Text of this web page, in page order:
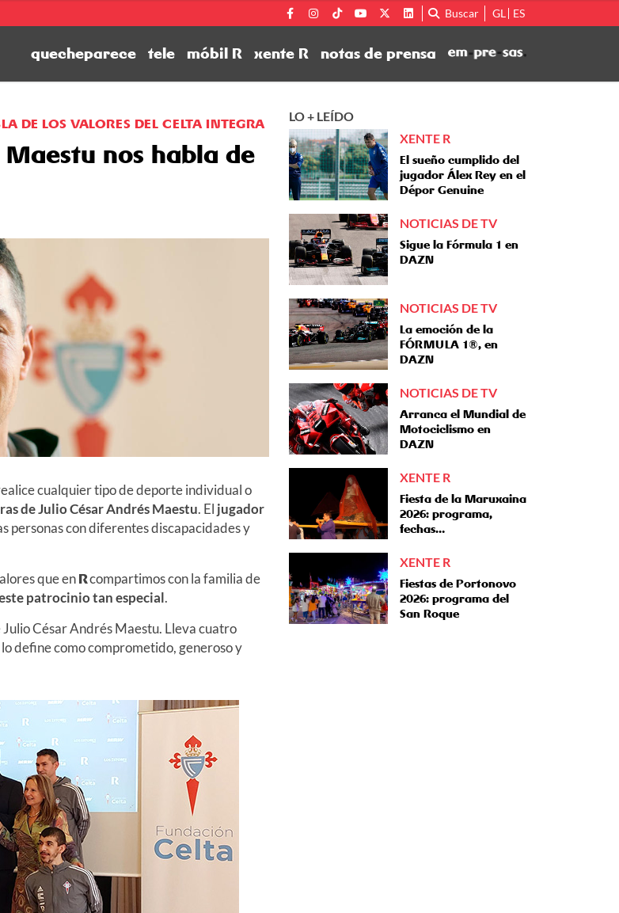
Buscar GL ES
quecheparece tele móbil R xente R notas de prensa
DE LOS VALORES DEL CELTA INTEGRA
nos habla de
cualquier tipo de deporte individual o
deJulio César Andrés Maestu. El jugador
personas con diferentes discapacidades y
que enRcompartimos con la familia de
patrocinio tan especial.
Julio César Andrés Maestu. Lleva cuatro
define como comprometido, generoso y
LO + LEÍDO
XENTE R
El sueño cumplido del
jugador Álex Rey en el
Dépor Genuine
NOTICIAS DE TV
Sigue la Fórmula 1 en
DAZN
NOTICIAS DE TV
La emoción de la
FÓRMULA 1®, en
DAZN
NOTICIAS DE TV
Arranca el Mundial de
Motociclismo en
DAZN
XENTE R
Fiesta de la Maruxaina
2026: programa,
fechas…
XENTE R
Fiestas de Portonovo
2026: programa del
San Roque